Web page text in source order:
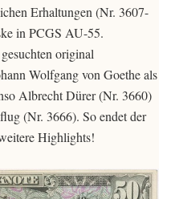
Erhaltungen (Nr. 3607-
in PCGS AU-55.
original
Wolfgang von Goethe als
Albrecht Dürer (Nr. 3660)
(Nr. 3666). So endet der
Highlights!